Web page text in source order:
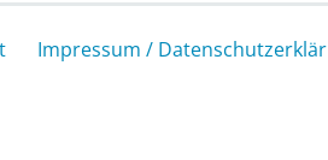
Impressum /